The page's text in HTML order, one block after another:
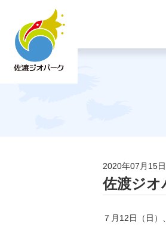
2020年07月15日
佐渡ジオ
７月12日（日